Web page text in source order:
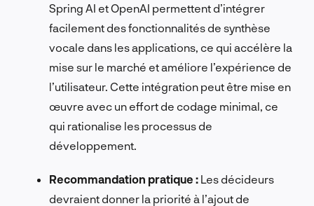
Spring AI et OpenAI permettent d’intégrer
facilement des fonctionnalités de synthèse
vocale dans les applications, ce qui accélère la
mise sur le marché et améliore l’expérience de
l’utilisateur. Cette intégration peut être mise en
œuvre avec un effort de codage minimal, ce
qui rationalise les processus de
développement.
Recommandation pratique : Les décideurs
devraient donner la priorité à l’ajout de